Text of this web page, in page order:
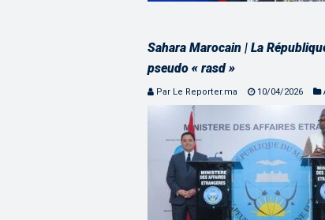
Sahara Marocain | La
pseudo « rasd »
Par Le Reporter.ma 10/04/2026